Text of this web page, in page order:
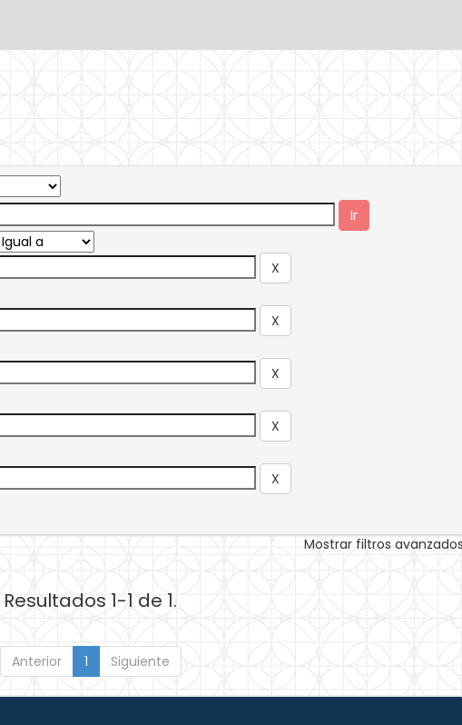
Mostrar filtros avanzados
Resultados 1-1 de 1.
Anterior 1 Siguiente